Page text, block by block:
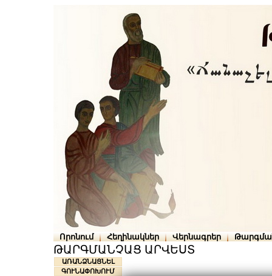
Որոնում Հեղինակներ Վերնագրեր
ԹԱՐԳՄԱՆՉԱՑ ԱՐՎԵՍՏ
ԱՌԱՆՁՆԱՑՆԵԼ
ԳՈՒՆԱՓՈԽՈՒՄ